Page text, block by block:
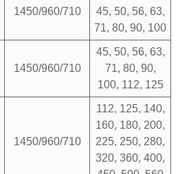
1450/960/710
45, 50, 56, 63,
71, 80, 90, 100
1450/960/710
45, 50, 56, 63,
71, 80, 90,
100, 112, 125
1450/960/710
112, 125, 140,
160, 180, 200,
225, 250, 280,
320, 360, 400,